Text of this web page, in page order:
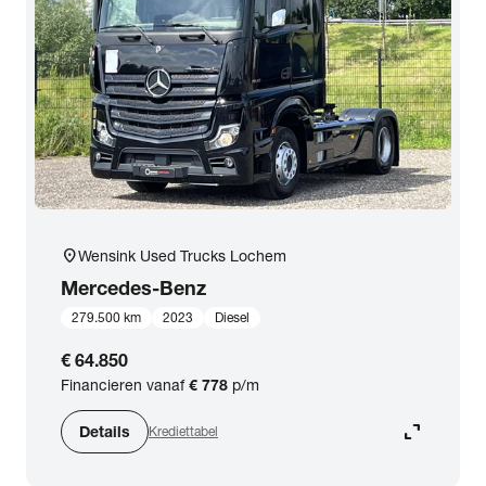
Prijs
Kilometerstand
Bouwjaar
Staat van de auto
Brandstof
Transmissie
location_onWensink Used Trucks Lochem
Mercedes-Benz
279.500 km 2023 Diesel
€ 64.850
Financieren vanaf€ 778 p/m
Details Krediettabel expand_content